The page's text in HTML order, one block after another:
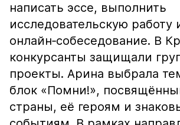
написать эссе, выполнить
исследовательскую работу
онлайн‑собеседование. В
конкурсанты защищали
проекты. Арина выбрала
блок «Помни!»,
страны, её героям и